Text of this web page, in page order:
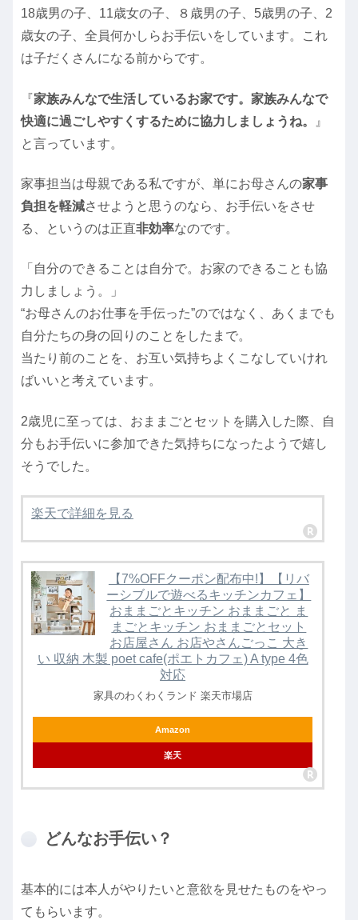
18歳男の子、11歳女の子、８歳男の子、5歳男の子、2
歳女の子、全員何かしらお手伝いをしています。これ
は子だくさんになる前からです。
『家族みんなで生活しているお家です。家族みんなで
快適に過ごしやすくするために協力しましょうね。
』
と言っています。
家事担当は母親である私ですが、単にお母さんの家事
負担を軽減させようと思うのなら、お手伝いをさせ
る、というのは正直非効率なのです。
「自分のできることは自分で。お家のできることも協
力しましょう。」
“お母さんのお仕事を手伝った”のではなく、あくまでも
自分たちの身の回りのことをしたまで。
当たり前のことを、お互い気持ちよくこなしていけれ
ばいいと考えています。
2歳児に至っては、おままごとセットを購入した際、自
分もお手伝いに参加できた気持ちになったようで嬉し
そうでした。
楽天で詳細を見る
【7%OFFクーポン配布中!】【リバ
ーシブルで遊べるキッチンカフェ】
おままごとキッチン おままごと ま
まごとキッチン おままごとセット
お店屋さん お店やさんごっこ 大き
い 収納 木製 poet cafe(ポエトカフェ) A type 4色
対応
家具のわくわくランド 楽天市場店
Amazon
楽天
どんなお手伝い？
基本的には本人がやりたいと意欲を見せたものをやっ
てもらいます。